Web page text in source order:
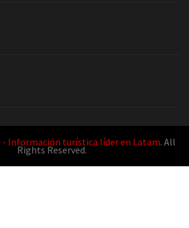
Información turística líder en Latam. All
Rights Reserved.